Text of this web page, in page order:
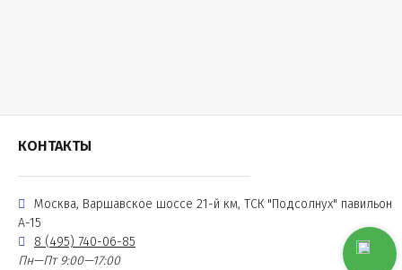
КОНТАКТЫ
Москва, Варшавское шоссе 21-й км, ТСК "Подсолнух" павильон
А-15
8 (495) 740-06-85
Пн—Пт 9:00—17:00